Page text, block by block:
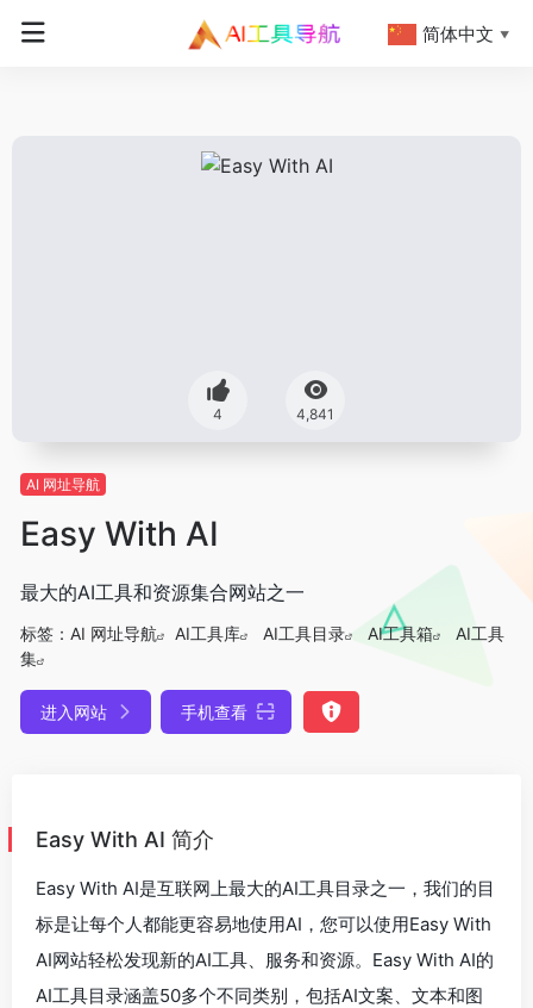
4 4,841
AI 网址导航
Easy With AI
最大的AI工具和资源集合网站之一
标签： AI 网址导航 AI工具库 AI工具目录 AI工具箱
AI工具
集
进入网站 手机查看
Easy With AI 简介
Easy With AI是互联网上最大的AI工具目录之一，我们的目
标是让每个人都能更容易地使用AI，您可以使用Easy With
AI网站轻松发现新的AI工具、服务和资源。Easy With AI的
AI工具目录涵盖50多个不同类别，包括AI文案、文本和图
简体中文 ▼